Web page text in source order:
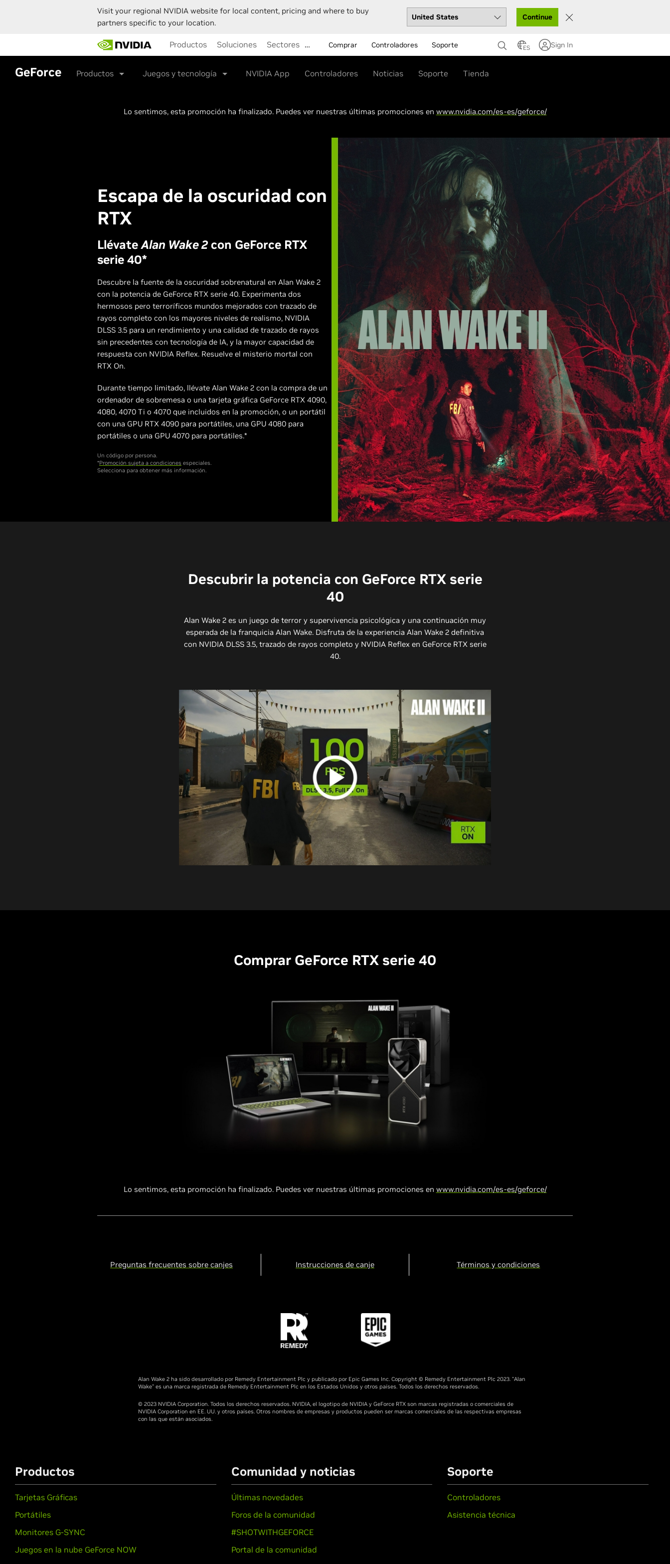
Visit your regional NVIDIA website for local content, pricing and where to buy
partners specific to your location.
Continue
main
content
Productos Soluciones Sectores … Comprar Controladores Soporte ES Sign In
GeForce Productos Juegos y tecnología NVIDIA App Controladores Noticias Soporte Tienda
Lo sentimos, esta promoción ha finalizado. Puedes ver nuestras últimas promociones en www.nvidia.com/es-es/geforce/
Escapa de la oscuridad con
RTX
LlévateAlan Wake 2 con GeForce RTX
serie 40*
Descubre la fuente de la oscuridad sobrenatural en Alan Wake 2
con la potencia de GeForce RTX serie 40. Experimenta dos
hermosos pero terroríficos mundos mejorados con trazado de
rayos completo con los mayores niveles de realismo, NVIDIA
DLSS 3.5 para un rendimiento y una calidad de trazado de rayos
sin precedentes con tecnología de IA, y la mayor capacidad de
respuesta con NVIDIA Reflex. Resuelve el misterio mortal con
RTX On.
Durante tiempo limitado, llévate Alan Wake 2 con la compra de un
ordenador de sobremesa o una tarjeta gráfica GeForce RTX 4090,
4080, 4070 Ti o 4070 que incluidos en la promoción, o un portátil
con una GPU RTX 4090 para portátiles, una GPU 4080 para
portátiles o una GPU 4070 para portátiles.*
Un código por persona.
*Promoción sujeta a condiciones especiales.
Selecciona para obtener más información.
Descubrir la potencia con GeForce RTX serie
40
Alan Wake 2 es un juego de terror y supervivencia psicológica y una continuación muy
esperada de la franquicia Alan Wake. Disfruta de la experiencia Alan Wake 2 definitiva
con NVIDIA DLSS 3.5, trazado de rayos completo y NVIDIA Reflex en GeForce RTX serie
40.
Comprar GeForce RTX serie 40
Lo sentimos, esta promoción ha finalizado. Puedes ver nuestras últimas promociones en www.nvidia.com/es-es/geforce/
Preguntas frecuentes sobre canjes Instrucciones de canje Términos y condiciones
Alan Wake 2 ha sido desarrollado por Remedy Entertainment Plc y publicado por Epic Games Inc. Copyright © Remedy Entertainment Plc 2023. "Alan
Wake" es una marca registrada de Remedy Entertainment Plc en los Estados Unidos y otros países. Todos los derechos reservados.
© 2023 NVIDIA Corporation. Todos los derechos reservados. NVIDIA, el logotipo de NVIDIA y GeForce RTX son marcas registradas o comerciales de
NVIDIA Corporation en EE. UU. y otros países. Otros nombres de empresas y productos pueden ser marcas comerciales de las respectivas empresas
con las que están asociados.
Productos
Tarjetas Gráficas
Portátiles
Monitores G-SYNC
Juegos en la nube GeForce NOW
Comunidad y noticias
Últimas novedades
Foros de la comunidad
#SHOTWITHGEFORCE
Portal de la comunidad
Soporte
Controladores
Asistencia técnica